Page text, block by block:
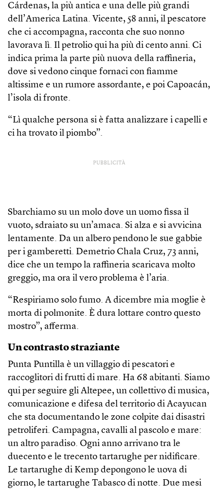
Cárdenas, la più antica e una delle più grandi
dell’America Latina. Vicente, 58 anni, il pescatore
che ci accompagna, racconta che suo nonno
lavorava lì. Il petrolio qui ha più di cento anni. Ci
indica prima la parte più nuova della raffineria,
dove si vedono cinque fornaci con fiamme
altissime e un rumore assordante, e poi Capoacán,
l’isola di fronte.
“Lì qualche persona si è fatta analizzare i capelli e
ci ha trovato il piombo”.
PUBBLICITÀ
Sbarchiamo su un molo dove un uomo fissa il
vuoto, sdraiato su un’amaca. Si alza e si avvicina
lentamente. Da un albero pendono le sue gabbie
per i gamberetti. Demetrio Chala Cruz, 73 anni,
dice che un tempo la raffineria scaricava molto
greggio, ma ora il vero problema è l’aria.
“Respiriamo solo fumo. A dicembre mia moglie è
morta di polmonite. È dura lottare contro questo
mostro”, afferma.
Un contrasto straziante
Punta Puntilla è un villaggio di pescatori e
raccoglitori di frutti di mare. Ha 68 abitanti. Siamo
qui per seguire gli Altepee, un collettivo di musica,
comunicazione e difesa del territorio di Acayucan
che sta documentando le zone colpite dai disastri
petroliferi. Campagna, cavalli al pascolo e mare:
un altro paradiso. Ogni anno arrivano tra le
duecento e le trecento tartarughe per nidificare.
Le tartarughe di Kemp depongono le uova di
giorno, le tartarughe Tabasco di notte. Due mesi